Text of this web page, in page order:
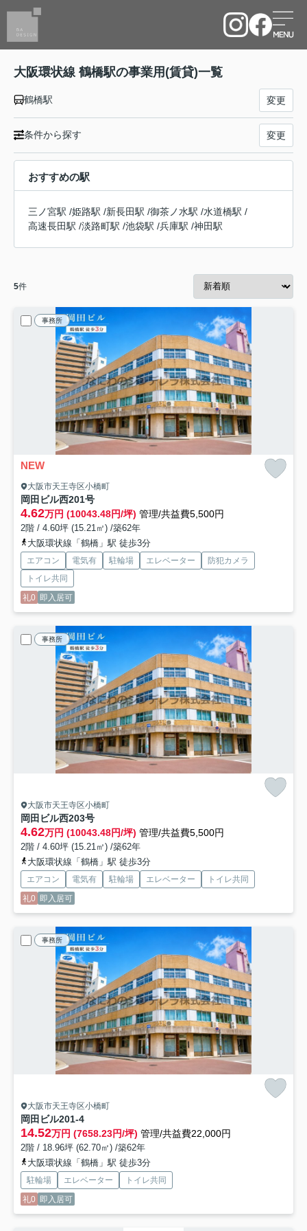
大阪環状線 鶴橋駅の事業用(賃貸)一覧
鶴橋駅 変更
条件から探す 変更
おすすめの駅
三ノ宮駅 /姫路駅 /新長田駅 /御茶ノ水駅 /水道橋駅 /
高速長田駅 /淡路町駅 /池袋駅 /兵庫駅 /神田駅
5件
事務所
NEW
大阪市天王寺区小橋町
岡田ビル西201号
4.62万円 (10043.48円/坪) 管理/共益費5,500円
2階 / 4.60坪 (15.21㎡) /築62年
大阪環状線「鶴橋」駅 徒歩3分
エアコン 電気有 駐輪場 エレベーター
防犯カメラ
トイレ共同
礼0 即入居可
事務所
大阪市天王寺区小橋町
岡田ビル西203号
4.62万円 (10043.48円/坪) 管理/共益費5,500円
2階 / 4.60坪 (15.21㎡) /築62年
大阪環状線「鶴橋」駅 徒歩3分
エアコン 電気有 駐輪場 エレベーター
トイレ共同
礼0 即入居可
事務所
大阪市天王寺区小橋町
岡田ビル201-4
14.52万円 (7658.23円/坪) 管理/共益費22,000円
2階 / 18.96坪 (62.70㎡) /築62年
大阪環状線「鶴橋」駅 徒歩3分
駐輪場 エレベーター
トイレ共同
礼0 即入居可